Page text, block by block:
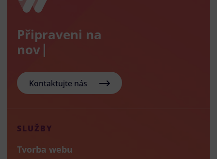
Připraveni na
nový e-sh
Kontaktujte nás
SLUŽBY
Tvorba webu